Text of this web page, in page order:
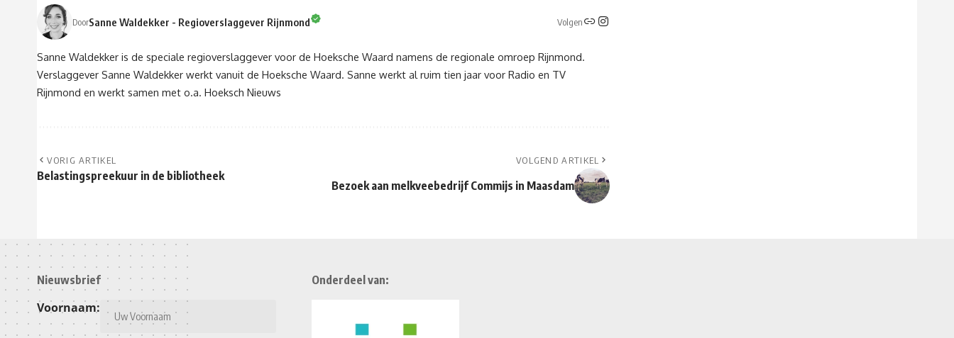
DoorSanne Waldekker - Regioverslaggever Rijnmond Volgen
Sanne Waldekker is de speciale regioverslaggever voor de Hoeksche Waard namens de regionale omroep Rijnmond.
Verslaggever Sanne Waldekker werkt vanuit de Hoeksche Waard. Sanne werkt al ruim tien jaar voor Radio en TV
Rijnmond en werkt samen met o.a. Hoeksch Nieuws
VORIG ARTIKEL
Belastingspreekuur in de bibliotheek
VOLGEND ARTIKEL
Bezoek aan melkveebedrijf Commijs in Maasdam
Nieuwsbrief
Voornaam:
Onderdeel van: